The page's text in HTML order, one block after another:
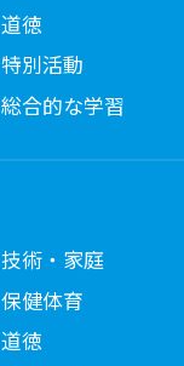
道徳
特別活動
総合的な学習
技術・家庭
保健体育
道徳